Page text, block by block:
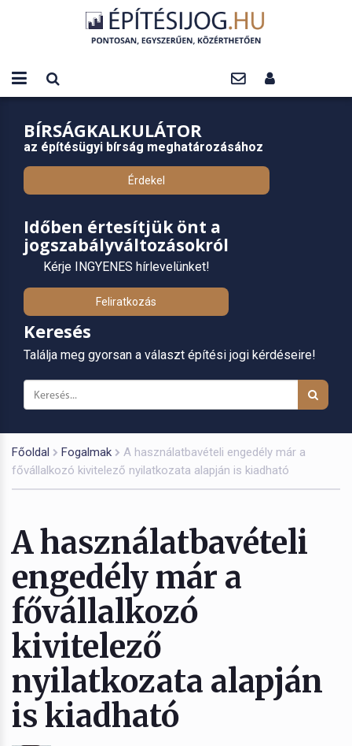
BÍRSÁGKALKULÁTOR
az építésügyi bírság meghatározásához
Érdekel
Időben értesítjük önt a
jogszabályváltozásokról
Kérje INGYENES hírlevelünket!
Feliratkozás
Keresés
Találja meg gyorsan a választ építési jogi kérdéseire!
Főoldal Fogalmak
A használatbavételi engedély már a
fővállalkozó kivitelező nyilatkozata alapján is kiadható
A használatbavételi
engedély már a
fővállalkozó
kivitelező
nyilatkozata alapján
is kiadható